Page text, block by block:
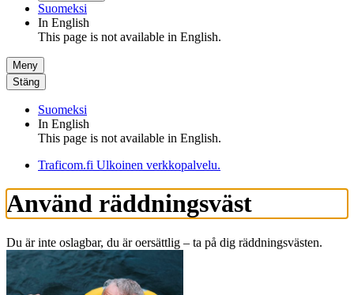
Suomeksi
In English
This page is not available in English.
Meny
Stäng
Suomeksi
In English
This page is not available in English.
Traficom.fi Ulkoinen verkkopalvelu.
Använd räddningsväst
Du är inte oslagbar, du är oersättlig – ta på dig räddningsvästen.